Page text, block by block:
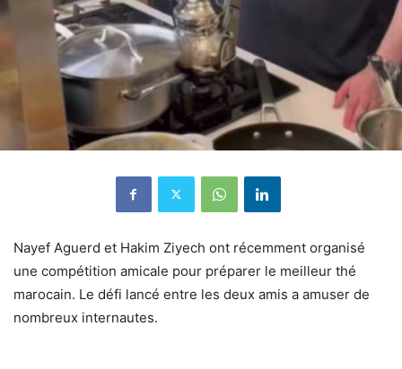
Nayef Aguerd et Hakim Ziyech ont récemment organisé
une compétition amicale pour préparer le meilleur thé
marocain. Le défi lancé entre les deux amis a amuser de
nombreux internautes.